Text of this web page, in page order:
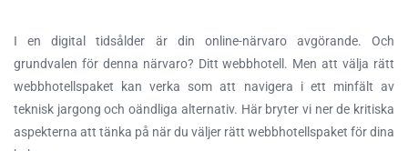
I en digital tidsålder är din online-närvaro avgörande. Och
grundvalen för denna närvaro? Ditt webbhotell. Men att välja rätt
webbhotellspaket kan verka som att navigera i ett minfält av
teknisk jargong och oändliga alternativ. Här bryter vi ner de kritiska
aspekterna att tänka på när du väljer rätt webbhotellspaket för dina